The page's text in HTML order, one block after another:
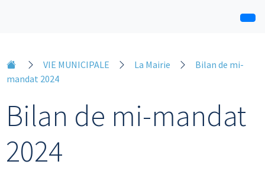
VIE MUNICIPALE La Mairie
Bilan de mi-
mandat 2024
Bilan de mi-mandat
2024